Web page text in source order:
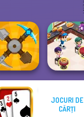
Craft Drill
Cooking
Restaurant
Kitchen
JOCURI DE
CĂRŢI